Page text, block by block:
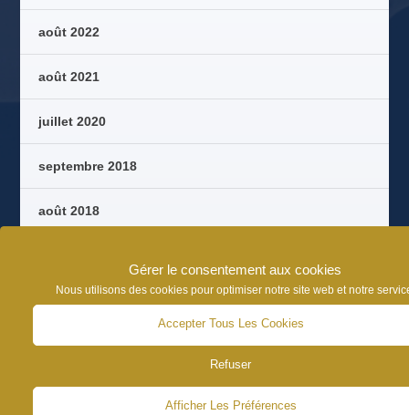
Gérer le consentement aux cookies
Nous utilisons des cookies pour optimiser notre site web et notre
Accepter Tous Les Cookies
Refuser
Afficher Les Préférences
août 2022
août 2021
juillet 2020
septembre 2018
août 2018
août 2017
juin 2017